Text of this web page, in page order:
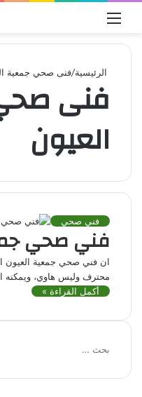
القائمة
الرئيسية/فنى صحي جمعية
فنى
العيون
فني صحي
فني صحي
ان فني صحي جمعية العيون
محترف وليس هاوي، ويمكنه
أكمل القراءة »
البحث